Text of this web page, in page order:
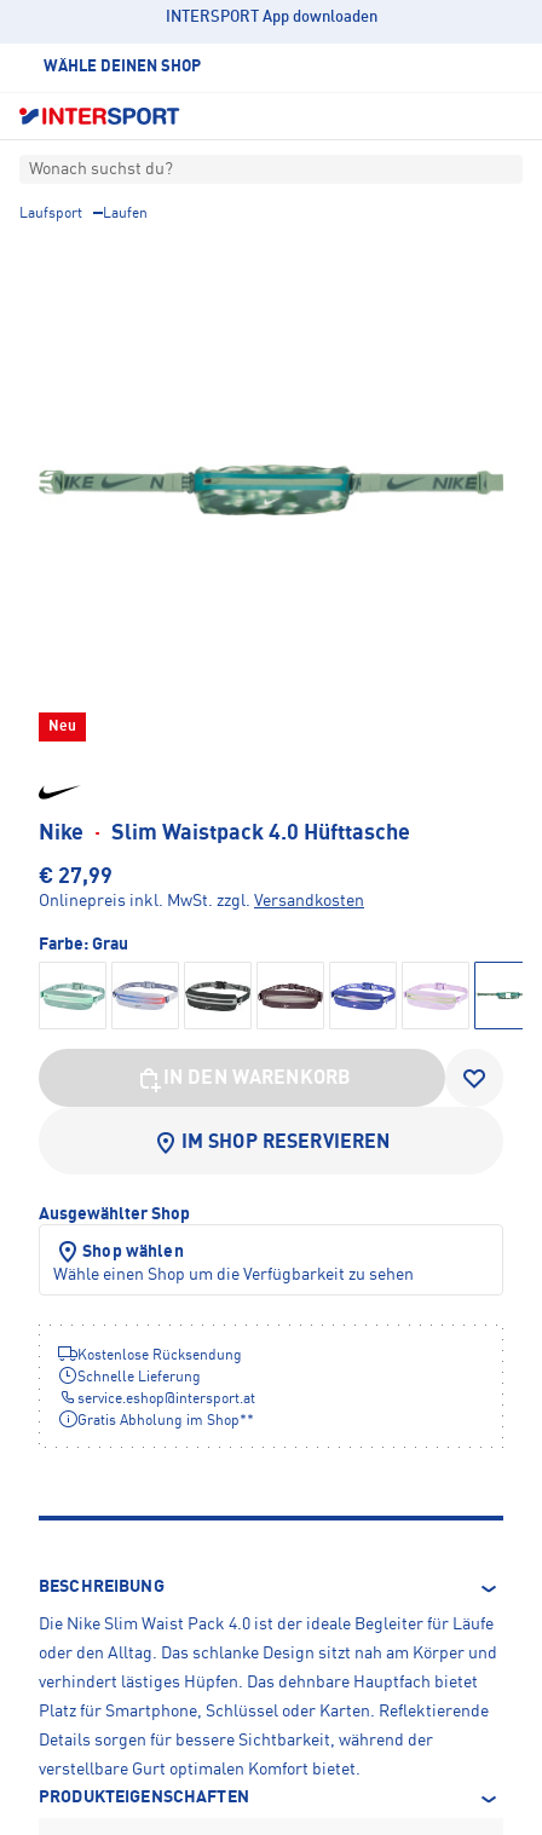
INTERSPORT App downloaden
WÄHLE DEINEN SHOP
Wonach suchst du?
Laufsport Laufen
Neu
Nike · Slim Waistpack 4.0 Hüfttasche
€ 27,99
Onlinepreis inkl. MwSt. zzgl. Versandkosten
Farbe: Grau
IN DEN WARENKORB
IM SHOP RESERVIEREN
Ausgewählter Shop
Shop wählen
Wähle einen Shop um die Verfügbarkeit zu sehen
Kostenlose Rücksendung
Schnelle Lieferung
service.eshop@ intersport.at
Gratis Abholung im Shop**
BESCHREIBUNG
Die Nike Slim Waist Pack 4.0 ist der ideale Begleiter für Läufe
oder den Alltag. Das schlanke Design sitzt nah am Körper und
verhindert lästiges Hüpfen. Das dehnbare Hauptfach bietet
Platz für Smartphone, Schlüssel oder Karten. Reflektierende
Details sorgen für bessere Sichtbarkeit, während der
verstellbare Gurt optimalen Komfort bietet.
PRODUKTEIGENSCHAFTEN